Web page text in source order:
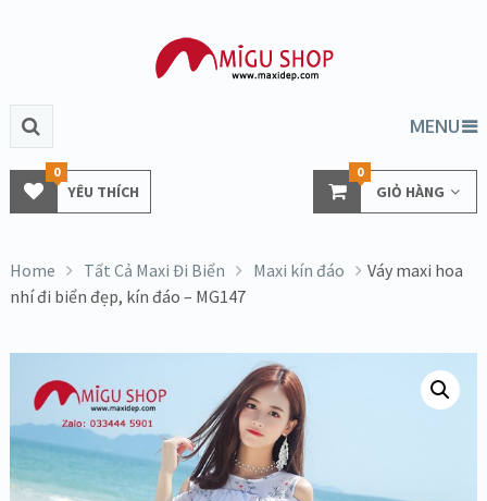
MENU
YÊU THÍCH
0
GIỎ HÀNG
0
Home Tất Cả Maxi Đi Biển Maxi kín đáo
Váy maxi hoa
nhí đi biển đẹp, kín đáo – MG147